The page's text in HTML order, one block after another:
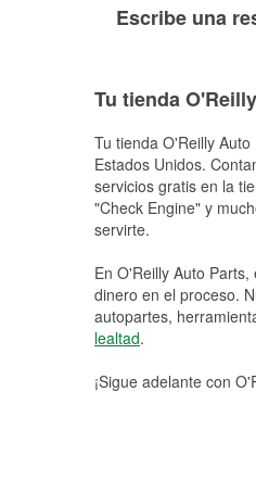
Escribe una
Tu tienda
Tu tienda O'Reilly Auto
Estados Unidos.
servicios gratis en la
"Check Engine" y
servirte.
En O'Reilly Auto
dinero en el proceso.
autopartes,
lealtad.
¡Sigue adelante con